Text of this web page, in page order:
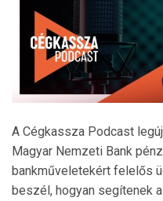
A Cégkassza Podcast
Magyar Nemzeti Bank
bankműveletekért felelős
beszél, hogyan segítenek